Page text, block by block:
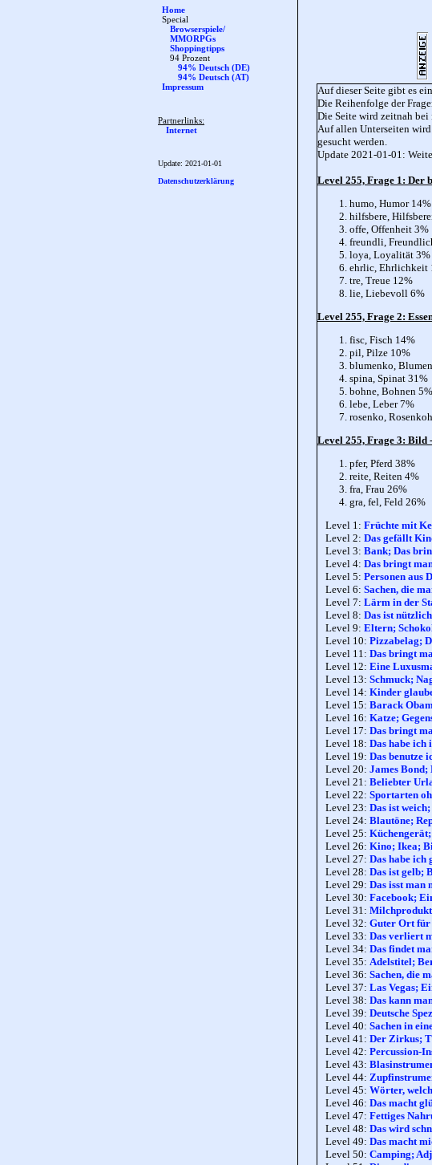
Home
Special
Browserspiele/
MMORPGs
Shoppingtipps
94 Prozent
94% Deutsch (DE)
94% Deutsch (AT)
Impressum
Partnerlinks:
Internet
Update: 2021-01-01
Datenschutzerklärung
Auf dieser Seite gibt es
Die Reihenfolge der
Die Seite wird zeitnah
Auf allen Unterseiten
gesucht werden.
Update 2021-01-01:
Level 255, Frage 1: Der
humo, Humor 14%
hilfsbere,
offe, Offenheit 3%
freundli,
loya, Loyalität 3%
ehrlic, Ehrlichkeit
tre, Treue 12%
lie, Liebevoll 6%
Level 255, Frage 2:
fisc, Fisch 14%
pil, Pilze 10%
blumenko,
spina, Spinat 31%
bohne, Bohnen 5%
lebe, Leber 7%
rosenko,
Level 255, Frage 3: Bild
pfer, Pferd 38%
reite, Reiten 4%
fra, Frau 26%
gra, fel, Feld 26%
Level 1: Früchte mit
Level 2: Das gefällt
Level 3: Bank; Das
Level 4: Das bringt
Level 5: Personen aus
Level 6: Sachen, die
Level 7: Lärm in der
Level 8: Das ist
Level 9: Eltern;
Level 10: Pizzabelag;
Level 11: Das bringt
Level 12: Eine
Level 13: Schmuck;
Level 14: Kinder
Level 15: Barack
Level 16: Katze;
Level 17: Das bringt
Level 18: Das habe
Level 19: Das benutze
Level 20: James Bond;
Level 21: Beliebter
Level 22: Sportarten
Level 23: Das ist
Level 24: Blautöne;
Level 25:
Level 26: Kino; Ikea;
Level 27: Das habe ich
Level 28: Das ist gelb;
Level 29: Das isst man
Level 30: Facebook;
Level 31:
Level 32: Guter Ort für
Level 33: Das verliert
Level 34: Das findet
Level 35: Adelstitel;
Level 36: Sachen, die
Level 37: Las Vegas;
Level 38: Das kann
Level 39: Deutsche
Level 40: Sachen in
Level 41: Der Zirkus;
Level 42: Percussion-
Level 43:
Level 44:
Level 45: Wörter,
Level 46: Das macht
Level 47: Fettiges
Level 48: Das wird
Level 49: Das macht
Level 50: Camping;